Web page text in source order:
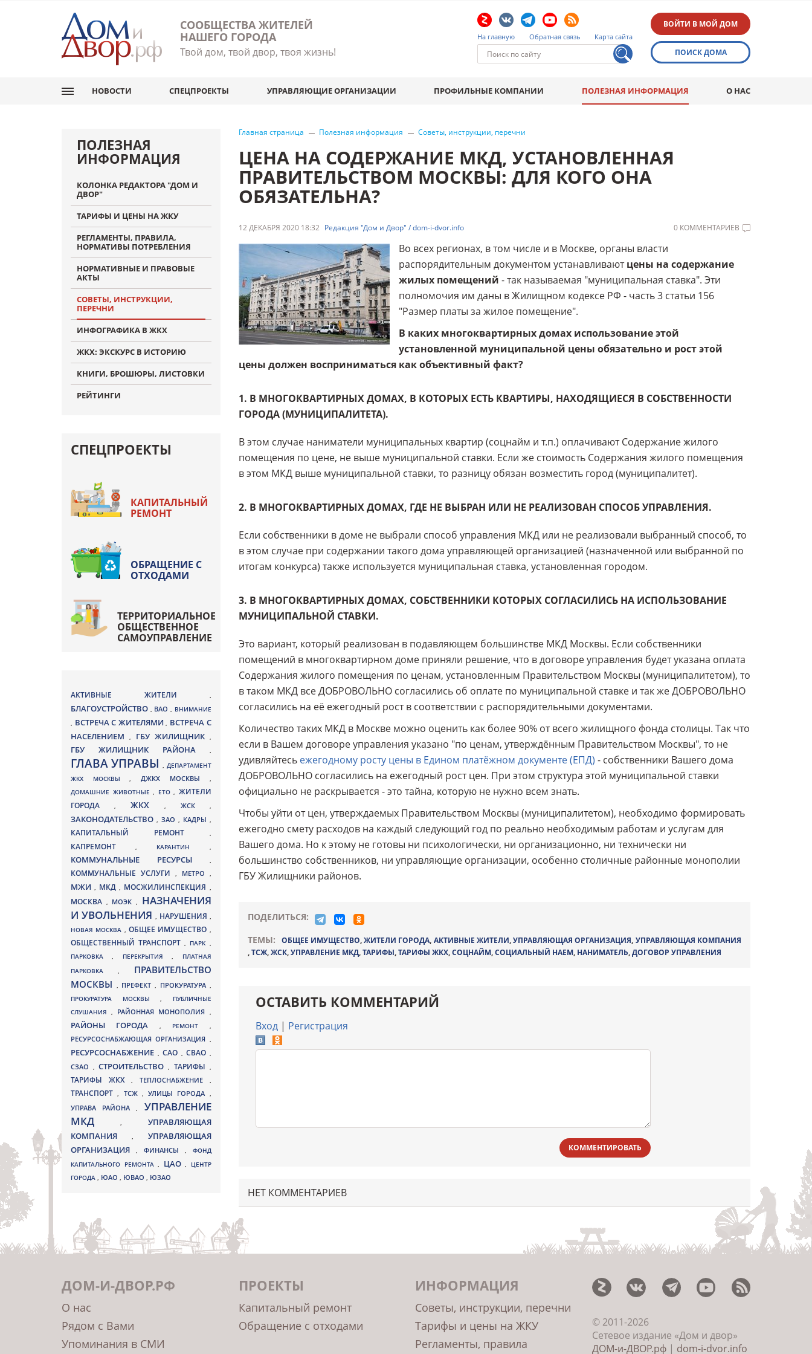
СООБЩЕСТВА ЖИТЕЛЕЙ
НАШЕГО ГОРОДА
Твой дом, твой двор, твоя жизнь!
На главную Обратная связь Карта сайта
ВОЙТИ В МОЙ ДОМ
ПОИСК ДОМА
НОВОСТИ СПЕЦПРОЕКТЫ УПРАВЛЯЮЩИЕ ОРГАНИЗАЦИИ ПРОФИЛЬНЫЕ КОМПАНИИ ПОЛЕЗНАЯ ИНФОРМАЦИЯ О НАС
Главная страница Полезная информация Советы, инструкции, перечни
ЦЕНА НА СОДЕРЖАНИЕ МКД, УСТАНОВЛЕННАЯ
ПРАВИТЕЛЬСТВОМ МОСКВЫ: ДЛЯ КОГО ОНА
ОБЯЗАТЕЛЬНА?
12 ДЕКАБРЯ 2020 18:32 Редакция "Дом и Двор" / dom-i-dvor.info 0 КОММЕНТАРИЕВ
Во всех регионах, в том числе и в Москве, органы власти
распорядительным документом устанавливаютцены на содержание
жилых помещений - так называемая "муниципальная ставка". Эти
полномочия им даны в Жилищном кодексе РФ - часть 3 статьи 156
"Размер платы за жилое помещение".
В каких многоквартирных домах использование этой
установленной муниципальной цены обязательно и рост этой
цены должен восприниматься как объективный факт?
1. В МНОГОКВАРТИРНЫХ ДОМАХ, В КОТОРЫХ ЕСТЬ КВАРТИРЫ, НАХОДЯЩИЕСЯ В СОБСТВЕННОСТИ
ГОРОДА (МУНИЦИПАЛИТЕТА).
В этом случае наниматели муниципальных квартир (соцнайм и т.п.) оплачивают Содержание жилого
помещения по цене, не выше муниципальной ставки. Если же стоимость Содержания жилого помещения
в этом МКД выше муниципальной ставки, то разницу обязан возместить город (муниципалитет).
2. В МНОГОКВАРТИРНЫХ ДОМАХ, ГДЕ НЕ ВЫБРАН ИЛИ НЕ РЕАЛИЗОВАН СПОСОБ УПРАВЛЕНИЯ.
Если собственники в доме не выбрали способ управления МКД или не реализовали выбранный способ, то
в этом случае при содержании такого дома управляющей организацией (назначенной или выбранной по
итогам конкурса) также используется муниципальная ставка, установленная городом.
3. В МНОГОКВАРТИРНЫХ ДОМАХ, СОБСТВЕННИКИ КОТОРЫХ СОГЛАСИЛИСЬ НА ИСПОЛЬЗОВАНИЕ
МУНИЦИПАЛЬНОЙ СТАВКИ.
Это вариант, который реализован в подавляющем большинстве МКД Москвы. Если собственники
помещений в многоквартирном доме приняли решение, что в договоре управления будет указана оплата
Содержания жилого помещения по ценам, установленным Правительством Москвы (муниципалитетом), то
в таком МКД все ДОБРОВОЛЬНО согласились об оплате по муниципальной ставке и так же ДОБРОВОЛЬНО
согласились на её ежегодный рост в соответствии с распорядительными документами.
Количество таких МКД в Москве можно оценить как более 90% от всего жилищного фонда столицы. Так что
если в Вашем договоре управления указано "по ценам, утверждённым Правительством Москвы", то не
удивляйтесь ежегодному росту цены в Едином платёжном документе (ЕПД) - собственники Вашего дома
ДОБРОВОЛЬНО согласились на ежегодный рост цен. При этом структура этой муниципальной ставки
официально не раскрывается - это тайна, которую не нужно всем знать.
Чтобы уйти от цен, утверждаемых Правительством Москвы (муниципалитетом), необходимо формировать
ежегодно смету расходов на каждый следующий год по реально необходимым работам и услугам для
Вашего дома. Но к этому не готовы ни психологически, ни организационно, ни технически ни
большинство собственников, ни управляющие организации, особенно столичные районные монополии
ГБУ Жилищники районов.
ПОДЕЛИТЬСЯ:
ТЕМЫ:
ОБЩЕЕ ИМУЩЕСТВО,ЖИТЕЛИ ГОРОДА, АКТИВНЫЕ ЖИТЕЛИ,УПРАВЛЯЮЩАЯ ОРГАНИЗАЦИЯ, УПРАВЛЯЮЩАЯ КОМПАНИЯ
,ТСЖ,ЖСК,УПРАВЛЕНИЕ МКД,ТАРИФЫ,ТАРИФЫ ЖКХ,СОЦНАЙМ,СОЦИАЛЬНЫЙ НАЕМ, НАНИМАТЕЛЬ,ДОГОВОР УПРАВЛЕНИЯ
ОСТАВИТЬ КОММЕНТАРИЙ
Вход| Регистрация
КОММЕНТИРОВАТЬ
НЕТ КОММЕНТАРИЕВ
ПОЛЕЗНАЯ
ИНФОРМАЦИЯ
КОЛОНКА РЕДАКТОРА "ДОМ И
ДВОР"
ТАРИФЫ И ЦЕНЫ НА ЖКУ
РЕГЛАМЕНТЫ, ПРАВИЛА,
НОРМАТИВЫ ПОТРЕБЛЕНИЯ
НОРМАТИВНЫЕ И ПРАВОВЫЕ
АКТЫ
СОВЕТЫ, ИНСТРУКЦИИ,
ПЕРЕЧНИ
ИНФОГРАФИКА В ЖКХ
ЖКХ: ЭКСКУРС В ИСТОРИЮ
КНИГИ, БРОШЮРЫ, ЛИСТОВКИ
РЕЙТИНГИ
СПЕЦПРОЕКТЫ
КАПИТАЛЬНЫЙ
РЕМОНТ
ОБРАЩЕНИЕ С
ОТХОДАМИ
ТЕРРИТОРИАЛЬНОЕ
ОБЩЕСТВЕННОЕ
САМОУПРАВЛЕНИЕ
АКТИВНЫЕ ЖИТЕЛИ ,
БЛАГОУСТРОЙСТВО , ВАО , ВНИМАНИЕ
, ВСТРЕЧА С ЖИТЕЛЯМИ, ВСТРЕЧА С
НАСЕЛЕНИЕМ
, ГБУ ЖИЛИЩНИК ,
ГБУ ЖИЛИЩНИК РАЙОНА ,
ГЛАВА УПРАВЫ, ДЕПАРТАМЕНТ
ЖКХ МОСКВЫ,ДЖКХ МОСКВЫ ,
ДОМАШНИЕ ЖИВОТНЫЕ , ЕТО , ЖИТЕЛИ
ГОРОДА
, ЖКХ , ЖСК ,
ЗАКОНОДАТЕЛЬСТВО , ЗАО , КАДРЫ ,
КАПИТАЛЬНЫЙ РЕМОНТ ,
КАПРЕМОНТ , КАРАНТИН ,
КОММУНАЛЬНЫЕ РЕСУРСЫ ,
КОММУНАЛЬНЫЕ УСЛУГИ , МЕТРО ,
МЖИ, МКД , МОСЖИЛИНСПЕКЦИЯ ,
МОСКВА , МОЭК ,
НАЗНАЧЕНИЯ
И УВОЛЬНЕНИЯ , НАРУШЕНИЯ ,
НОВАЯ МОСКВА , ОБЩЕЕ ИМУЩЕСТВО ,
ОБЩЕСТВЕННЫЙ ТРАНСПОРТ, ПАРК ,
ПАРКОВКА, ПЕРЕКРЫТИЯ,
ПЛАТНАЯ
ПАРКОВКА ,
ПРАВИТЕЛЬСТВО
МОСКВЫ , ПРЕФЕКТ, ПРОКУРАТУРА ,
ПРОКУРАТУРА МОСКВЫ ,
ПУБЛИЧНЫЕ
СЛУШАНИЯ, РАЙОННАЯ МОНОПОЛИЯ ,
РАЙОНЫ ГОРОДА , РЕМОНТ ,
РЕСУРСОСНАБЖАЮЩАЯ ОРГАНИЗАЦИЯ ,
РЕСУРСОСНАБЖЕНИЕ , САО , СВАО ,
СЗАО ,СТРОИТЕЛЬСТВО, ТАРИФЫ ,
ТАРИФЫ ЖКХ , ТЕПЛОСНАБЖЕНИЕ ,
ТРАНСПОРТ, ТСЖ , УЛИЦЫ ГОРОДА ,
УПРАВА РАЙОНА, УПРАВЛЕНИЕ
МКД, УПРАВЛЯЮЩАЯ
КОМПАНИЯ
, УПРАВЛЯЮЩАЯ
ОРГАНИЗАЦИЯ
, ФИНАНСЫ , ФОНД
КАПИТАЛЬНОГО РЕМОНТА , ЦАО ,
ЦЕНТР
ГОРОДА , ЮАО , ЮВАО , ЮЗАО
ДОМ-И-ДВОР.РФ
О нас
Рядом с Вами
Упоминания в СМИ
ПРОЕКТЫ
Капитальный ремонт
Обращение с отходами
ИНФОРМАЦИЯ
Советы, инструкции, перечни
Тарифы и цены на ЖКУ
Регламенты, правила
© 2011-2026
Сетевое издание «Дом и двор»
ДОМ-и-ДВОР.рф| dom-i-dvor.info